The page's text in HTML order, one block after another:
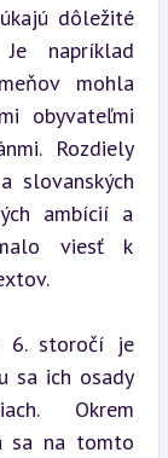
dôležité
napríklad
mohla
obyvateľmi
Rozdiely
slovanských
ambícií a
viesť k
6. storočí je
sa ich osady
Okrem
sa na tomto